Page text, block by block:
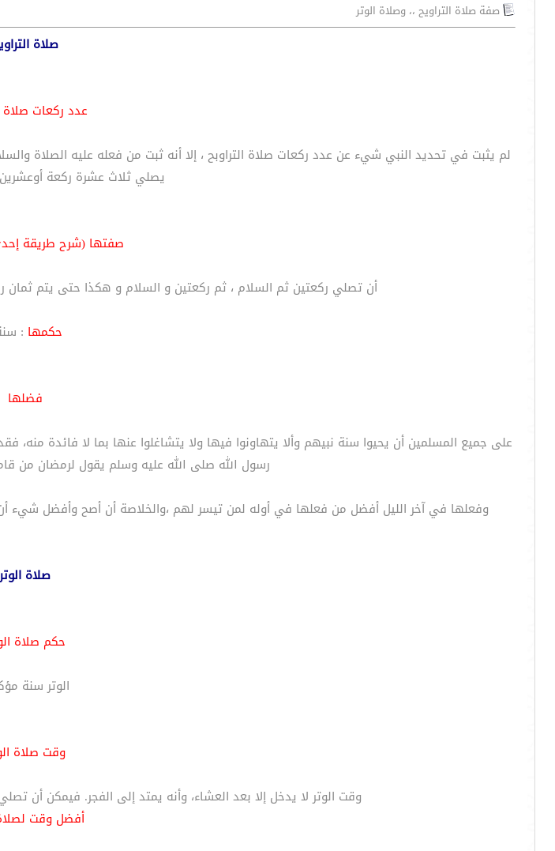
صفة صلاة التراويح ،، وصلاة الوتر
صلاة
عدد ركعات صلاة
لم يثبت في تحديد النبي شيء عن عدد ركعات صلاة التراوبح ، إلا أنه ثبت من فعله عليه الصلاة
يصلي ثلاث عشرة ركعة
صفتها (شرح طريقة
أن تصلي ركعتين ثم السلام ، ثم ركعتين و السلام و هكذا حتى يتم ثمان
حكمها :
فضلها
على جميع المسلمين أن يحيوا سنة نبيهم وألا يتهاونوا فيها ولا يتشاغلوا عنها بما لا فائدة
رسول الله صلى الله عليه وسلم يقول لرمضان من
وفعلها في آخر الليل أفضل من فعلها في أوله لمن تيسر لهم ،والخلاصة أن أصح وأفضل شيء
صلاة الوتر
حكم صلاة
الوتر سنة
وقت صلاة
وقت الوتر لا يدخل إلا بعد العشاء، وأنه يمتد إلى الفجر. فيمكن أن
أفضل وقت